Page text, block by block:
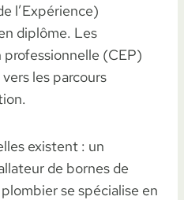
l’Expérience)
diplôme. Les
(CEP)
les parcours
existent : un
de bornes de
se spécialise en